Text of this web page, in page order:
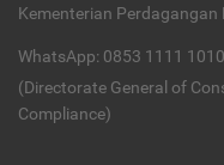
Kementerian Perdagangan
WhatsApp: 0853 1111
(Directorate General of
Compliance)